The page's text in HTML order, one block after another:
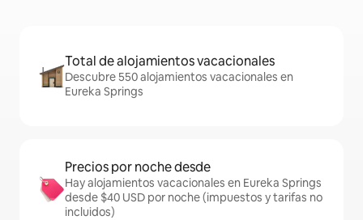
Total de alojamientos vacacionales
Descubre 550 alojamientos vacacionales en
Eureka Springs
Precios por noche desde
Hay alojamientos vacacionales en Eureka Springs
desde $40 USD por noche (impuestos y tarifas no
incluidos)